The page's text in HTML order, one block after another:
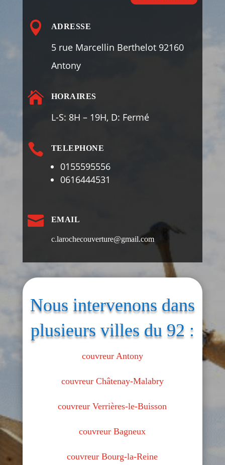
 ADRESSE
5 rue Marcellin Berthelot 92160
Antony
 HORAIRES
L-S: 8H – 19H, D: Fermé
 TELEPHONE
0155595556
0616444531
 EMAIL
c.larochecouverture@gmail.com
Nous intervenons dans
plusieurs villes du 92 :
couvreur Antony
couvreur Châtenay-Malabry
couvreur Verrières-le-Buisson
couvreur Bagneux
couvreur Bourg-la-Reine